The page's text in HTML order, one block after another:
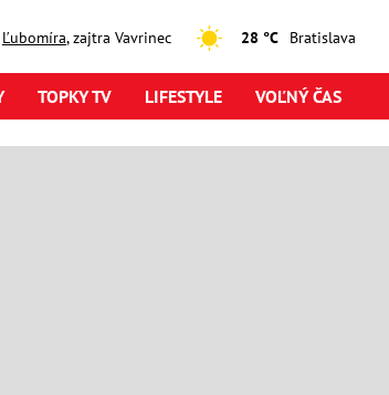
Ľubomíra, zajtra Vavrinec 28 °C
TOPKY TV LIFESTYLE VOĽNÝ ČAS